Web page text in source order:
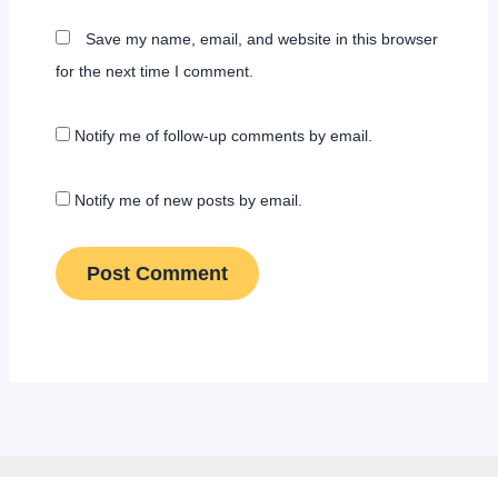
Save my name, email, and website in this browser
for the next time I comment.
Notify me of follow-up comments by email.
Notify me of new posts by email.